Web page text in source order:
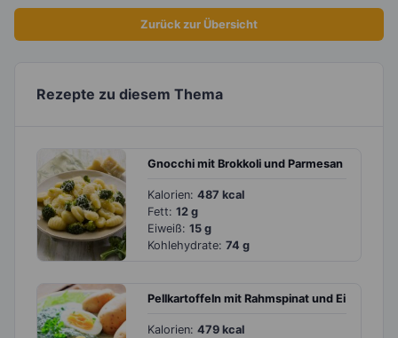
Zurück zur Übersicht
Rezepte zu diesem Thema
Gnocchi mit Brokkoli und Parmesan
Kalorien: 487 kcal
Fett: 12 g
Eiweiß: 15 g
Kohlehydrate: 74 g
Pellkartoffeln mit Rahmspinat und Ei
Kalorien: 479 kcal